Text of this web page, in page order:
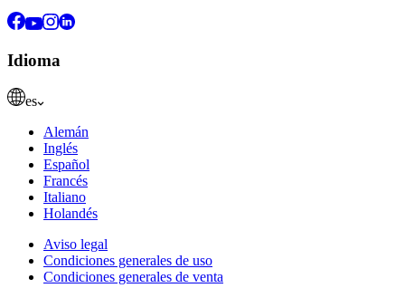
Idioma
es
Alemán
Inglés
Español
Francés
Italiano
Holandés
Aviso legal
Condiciones generales de uso
Condiciones generales de venta